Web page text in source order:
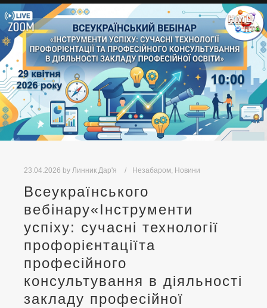
23.04.2026 by Линник Дар'я Незабаром Новини
Всеукраїнського
вебінару«Інструменти
успіху: сучасні технології
профорієнтаціїта
професійного
консультування в діяльності
закладу професійної